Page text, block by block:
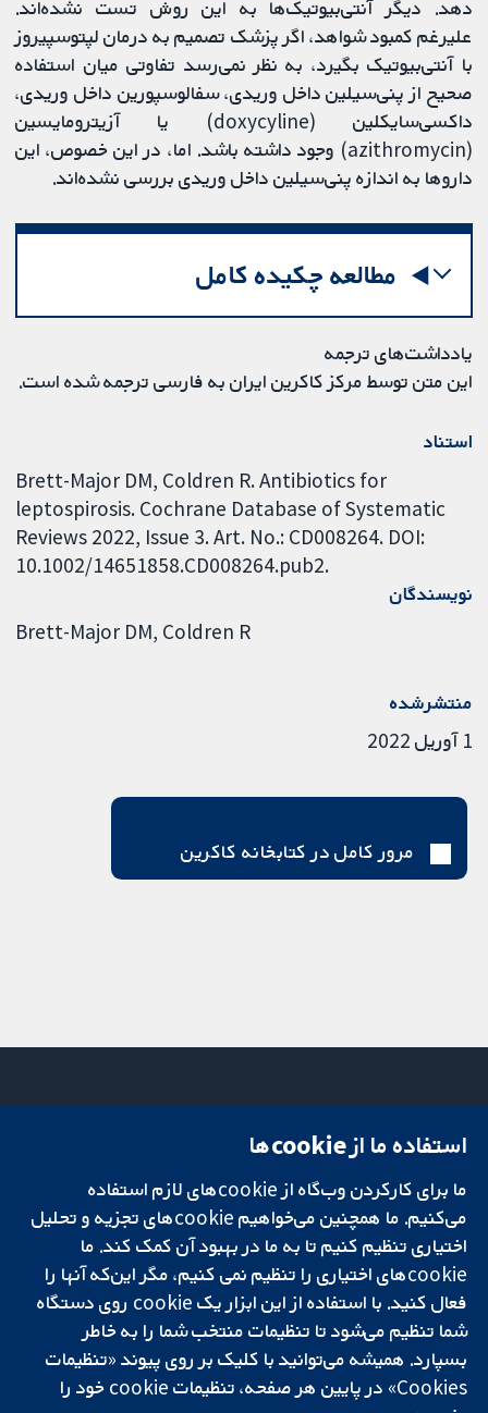
دهد. دیگر آنتی‌بیوتیک‌ها به این روش تست نشده‌اند.
علیرغم کمبود شواهد، اگر پزشک تصمیم به درمان لپتوسپیروز
با آنتی‌بیوتیک بگیرد، به نظر نمی‌رسد تفاوتی میان استفاده
صحیح از پنی‌سیلین داخل وریدی، سفالوسپورین داخل وریدی،
داکسی‌سایکلین (doxycyline) یا آزیترومایسین
(azithromycin) وجود داشته باشد. اما، در این خصوص، این
داروها به اندازه پنی‌سیلین داخل وریدی بررسی نشده‌اند.
مطالعه چکیده کامل
یادداشت‌های ترجمه
این متن توسط مرکز کاکرین ایران به فارسی ترجمه شده است.
استناد
Brett-Major DM, Coldren R. Antibiotics for
leptospirosis. Cochrane Database of Systematic
Reviews 2022, Issue 3. Art. No.: CD008264. DOI:
10.1002/14651858.CD008264.pub2.
نویسندگان
Brett-Major DM Coldren R
منتشرشده
1 آوریل 2022
مرور کامل در کتابخانه کاکرین
تحقیقات قابل
اعتماد.
تصمیم‌گیری آگاهانه.
سلامت بهتر.
میدان کاوندیش
لندن
W1G 0AN
بریتانیا
دفتر رسانه‌ای
درباره ما
فرصت‌های
شغلی
Cochrane
Library
شبکه همکاری کاکرین، یک مؤسسه خیریه (شماره 1045921) و یک شرکت با
استفاده ما از cookie‌ها
ما برای کارکردن وب‌گاه از cookie‌های لازم استفاده
می‌کنیم. ما همچنین می‌خواهیم cookie‌های تجزیه و تحلیل
اختیاری تنظیم کنیم تا به ما در بهبود آن کمک کند. ما
cookie‌های اختیاری را تنظیم نمی کنیم، مگر این‌که آنها را
فعال کنید. با استفاده از این ابزار یک cookie‌ روی دستگاه
شما تنظیم می‌شود تا تنظیمات منتخب شما را به خاطر
بسپارد. همیشه می‌توانید با کلیک بر روی پیوند «تنظیمات
Cookies» در پایین هر صفحه، تنظیمات cookie‌ خود را